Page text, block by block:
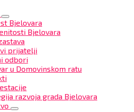
Bjelovara
Bjelovara
prijatelji
odbori
u Domovinskom ratu
razvoja grada Bjelovara